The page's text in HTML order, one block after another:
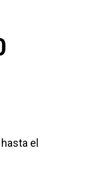
el